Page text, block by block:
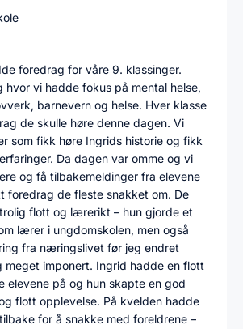
foredrag for våre 9. klassinger.
hvor vi hadde fokus på mental helse,
barnevern og helse. Hver klasse
de skulle høre denne dagen. Vi
som fikk høre Ingrids historie og fikk
Da dagen var omme og vi
og få tilbakemeldinger fra elevene
foredrag de fleste snakket om. De
flott og lærerikt – hun gjorde et
lærer i ungdomskolen, men også
fra næringslivet før jeg endret
meget imponert. Ingrid hadde en flott
elevene på og hun skapte en god
flott opplevelse. På kvelden hadde
for å snakke med foreldrene –